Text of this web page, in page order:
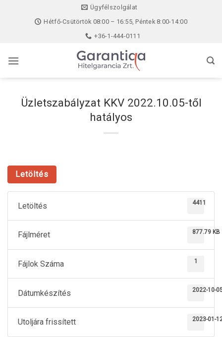
Ügyfélszolgálat
Hétfő-Csütörtök 08:00 – 16:55, Péntek 8:00-14:00
+36-1-444-0111
Üzletszabályzat KKV 2022.10.05-től
hatályos
Letöltés
Letöltés 4411
Fájlméret 877.79 KB
Fájlok Száma 1
Dátumkészítés 2022-10-
Utoljára frissített 2023-01-